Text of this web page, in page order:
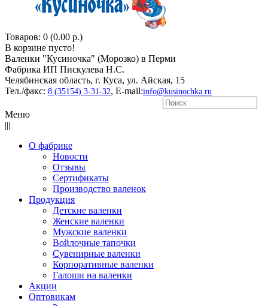
Товаров: 0 (0.00 р.)
В корзине пусто!
Валенки "Кусиночкa" (Морозко) в Перми
Фабрика ИП Пискулева Н.С.
Челябинская область, г. Куса, ул. Айская, 15
Тел./факс: 8 (35154) 3-31-32, E-mail:info@kusinochka.ru
Меню
|||
О фабрике
Новости
Отзывы
Сертификаты
Производство валенок
Продукция
Детские валенки
Женские валенки
Мужские валенки
Войлочные тапочки
Сувенирные валенки
Корпоративные валенки
Галоши на валенки
Акции
Оптовикам